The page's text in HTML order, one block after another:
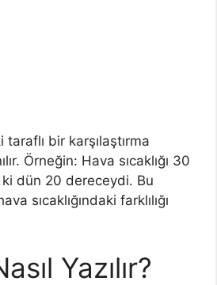
taraflı bir karşılaştırma
Örneğin: Hava sıcaklığı 30
dün 20 dereceydi. Bu
sıcaklığındaki farklılığı
Yazılır?